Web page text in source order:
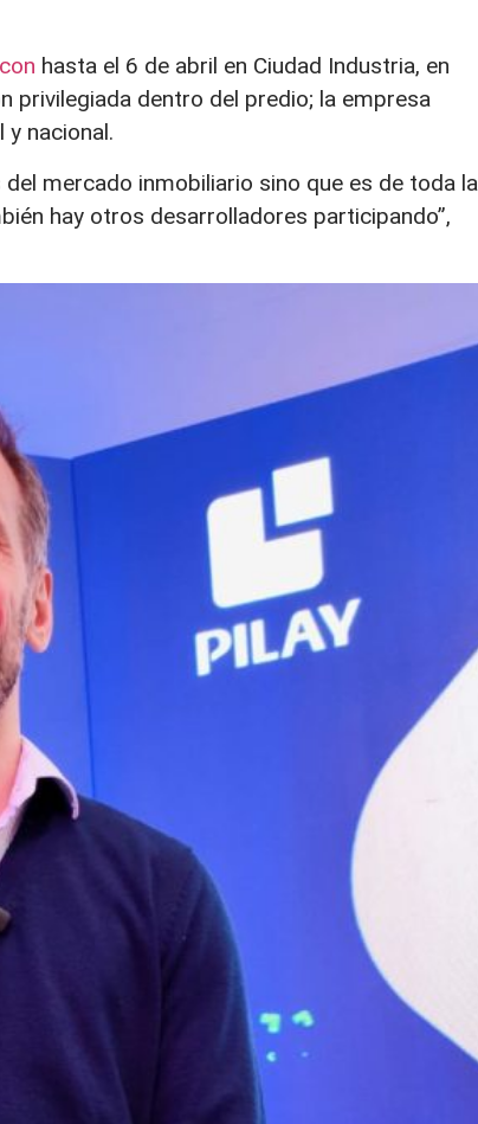
hasta el 6 de abril en Ciudad Industria, en
privilegiada dentro del predio; la empresa
nacional.
mercado inmobiliario sino que es de toda la
hay otros desarrolladores participando”,